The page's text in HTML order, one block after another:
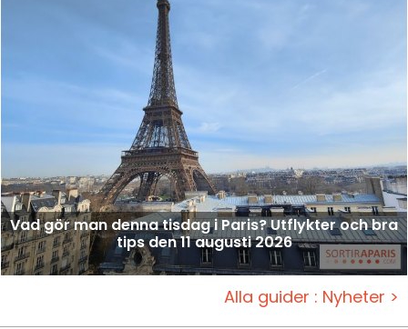
Vad gör man denna tisdag i Paris? Utflykter och bra
tips den 11 augusti 2026
Alla guider : Nyheter >